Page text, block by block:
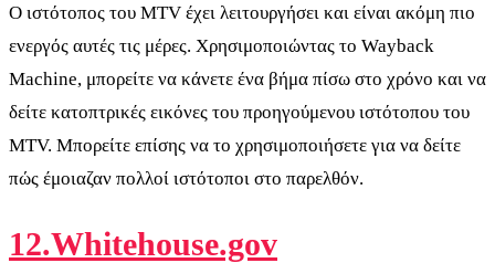
Ο ιστότοπος του MTV έχει λειτουργήσει και είναι ακόμη πιο
ενεργός αυτές τις μέρες. Χρησιμοποιώντας το Wayback
Machine, μπορείτε να κάνετε ένα βήμα πίσω στο χρόνο και να
δείτε κατοπτρικές εικόνες του προηγούμενου ιστότοπου του
MTV. Μπορείτε επίσης να το χρησιμοποιήσετε για να δείτε
πώς έμοιαζαν πολλοί ιστότοποι στο παρελθόν.
12.Whitehouse.gov